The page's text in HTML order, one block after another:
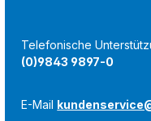
Telefonische
(0)9843 9897-0
E-Mail